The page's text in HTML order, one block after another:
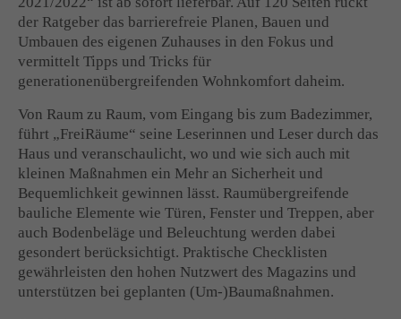
Drop us a line
info@yourdomain.com
About us
Lorem ipsum dolor sit amet, consectetuer adipiscing
elit.
Aenean commodo ligula eget dolor. Aenean massa. Cum
sociis natoque penatibus et magnis dis parturient montes,
nascetur ridiculus mus. Donec quam felis, ultricies nec.
der Ratgeber das barrierefreie Planen, Bauen und
Umbauen des eigenen Zuhauses in den Fokus und
vermittelt Tipps und Tricks für
generationenübergreifenden Wohnkomfort daheim.
Von Raum zu Raum, vom Eingang bis zum Badezimmer,
führt „FreiRäume“ seine Leserinnen und Leser durch das
Haus und veranschaulicht, wo und wie sich auch mit
kleinen Maßnahmen ein Mehr an Sicherheit und
Bequemlichkeit gewinnen lässt. Raumübergreifende
bauliche Elemente wie Türen, Fenster und Treppen, aber
auch Bodenbeläge und Beleuchtung werden dabei
gesondert berücksichtigt. Praktische Checklisten
gewährleisten den hohen Nutzwert des Magazins und
unterstützen bei geplanten (Um-)Baumaßnahmen.